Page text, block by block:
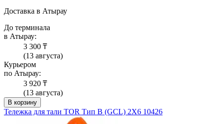
Доставка в Атырау
До терминала
в Атырау:
3 300 ₸
(13 августа)
Курьером
по Атырау:
3 920 ₸
(13 августа)
В корзину
Тележка для тали TOR Тип В (GCL) 2Х6 10426